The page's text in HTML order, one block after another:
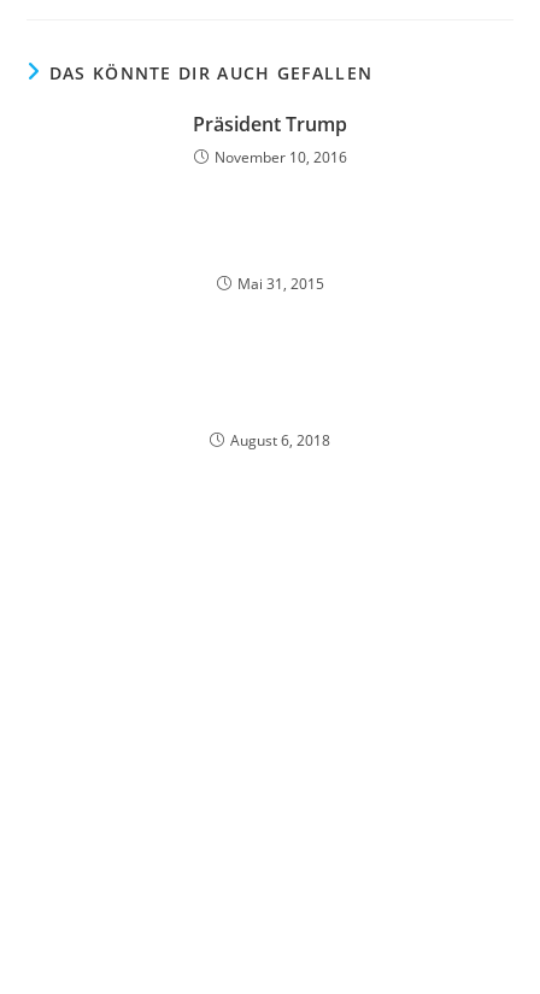
DAS KÖNNTE DIR AUCH GEFALLEN
Präsident Trump
November 10, 2016
Mai 31, 2015
August 6, 2018